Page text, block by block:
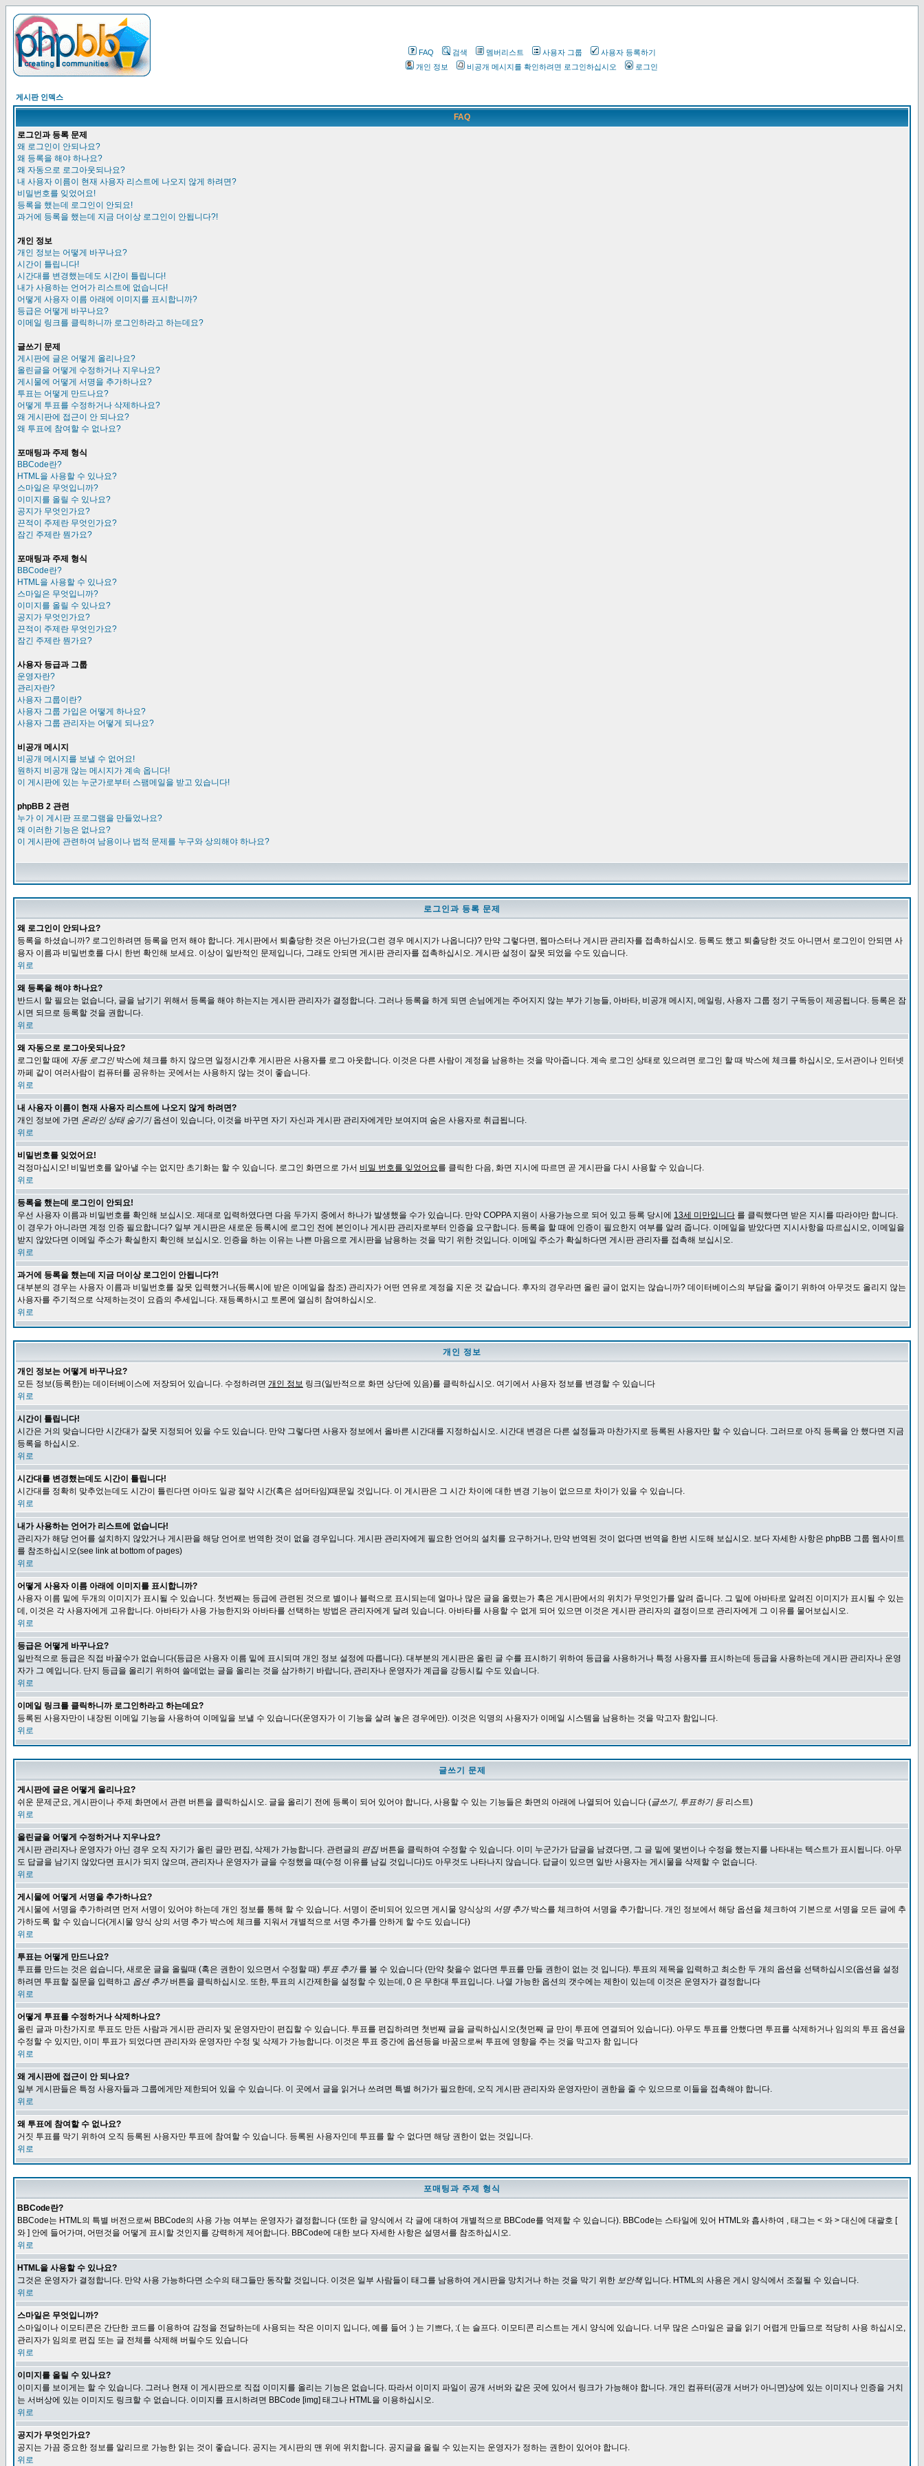
FAQ 검색 멤버리스트 사용자 그룹
사용자 등록하기
개인 정보
비공개 메시지를 확인하려면 로그인하십시오 로그인
게시판 인덱스
FAQ
로그인과 등록 문제
왜 로그인이 안되나요?
왜 등록을 해야 하나요?
왜 자동으로 로그아웃되나요?
내 사용자 이름이 현재 사용자 리스트에 나오지 않게 하려면?
비밀번호를 잊었어요!
등록을 했는데 로그인이 안되요!
과거에 등록을 했는데 지금 더이상 로그인이 안됩니다?!
개인 정보
개인 정보는 어떻게 바꾸나요?
시간이 틀립니다!
시간대를 변경했는데도 시간이 틀립니다!
내가 사용하는 언어가 리스트에 없습니다!
어떻게 사용자 이름 아래에 이미지를 표시합니까?
등급은 어떻게 바꾸나요?
이메일 링크를 클릭하니까 로그인하라고 하는데요?
글쓰기 문제
게시판에 글은 어떻게 올리나요?
올린글을 어떻게 수정하거나 지우나요?
게시물에 어떻게 서명을 추가하나요?
투표는 어떻게 만드나요?
어떻게 투표를 수정하거나 삭제하나요?
왜 게시판에 접근이 안 되나요?
왜 투표에 참여할 수 없나요?
포매팅과 주제 형식
BBCode란?
HTML을 사용할 수 있나요?
스마일은 무엇입니까?
이미지를 올릴 수 있나요?
공지가 무엇인가요?
끈적이 주제란 무엇인가요?
잠긴 주제란 뭔가요?
포매팅과 주제 형식
BBCode란?
HTML을 사용할 수 있나요?
스마일은 무엇입니까?
이미지를 올릴 수 있나요?
공지가 무엇인가요?
끈적이 주제란 무엇인가요?
잠긴 주제란 뭔가요?
사용자 등급과 그룹
운영자란?
관리자란?
사용자 그룹이란?
사용자 그룹 가입은 어떻게 하나요?
사용자 그룹 관리자는 어떻게 되나요?
비공개 메시지
비공개 메시지를 보낼 수 없어요!
원하지 비공개 않는 메시지가 계속 옵니다!
이 게시판에 있는 누군가로부터 스팸메일을 받고 있습니다!
phpBB 2 관련
누가 이 게시판 프로그램을 만들었나요?
왜 이러한 기능은 없나요?
이 게시판에 관련하여 남용이나 법적 문제를 누구와 상의해야 하나요?
로그인과 등록 문제
왜 로그인이 안되나요?
등록을 하셨습니까? 로그인하려면 등록을 먼저 해야 합니다. 게시판에서 퇴출당한 것은 아닌가요(그런 경우 메시지가 나옵니다)? 만약 그렇다면, 웹마스터나 게시판 관리자를 접촉하십시오. 등록도 했고 퇴출당한 것도 아니면서 로그인이 안되면 사
용자 이름과 비밀번호를 다시 한번 확인해 보세요. 이상이 일반적인 문제입니다, 그래도 안되면 게시판 관리자를 접촉하십시오. 게시판 설정이 잘못 되었을 수도 있습니다.
위로
왜 등록을 해야 하나요?
반드시 할 필요는 없습니다, 글을 남기기 위해서 등록을 해야 하는지는 게시판 관리자가 결정합니다. 그러나 등록을 하게 되면 손님에게는 주어지지 않는 부가 기능들, 아바타, 비공개 메시지, 메일링, 사용자 그룹 정기 구독등이 제공됩니다. 등록은 잠
시면 되므로 등록할 것을 권합니다.
위로
왜 자동으로 로그아웃되나요?
로그인할 때에 자동 로그인박스에 체크를 하지 않으면 일정시간후 게시판은 사용자를 로그 아웃합니다. 이것은 다른 사람이 계정을 남용하는 것을 막아줍니다. 계속 로그인 상태로 있으려면 로그인 할 때 박스에 체크를 하십시오, 도서관이나 인터넷
까페 같이 여러사람이 컴퓨터를 공유하는 곳에서는 사용하지 않는 것이 좋습니다.
위로
내 사용자 이름이 현재 사용자 리스트에 나오지 않게 하려면?
개인 정보에 가면 온라인 상태 숨기기옵션이 있습니다, 이것을 바꾸면 자기 자신과 게시판 관리자에게만 보여지며 숨은 사용자로 취급됩니다.
위로
비밀번호를 잊었어요!
걱정마십시오! 비밀번호를 알아낼 수는 없지만 초기화는 할 수 있습니다. 로그인 화면으로 가서 비밀 번호를 잊었어요를 클릭한 다음, 화면 지시에 따르면 곧 게시판을 다시 사용할 수 있습니다.
위로
등록을 했는데 로그인이 안되요!
우선 사용자 이름과 비밀번호를 확인해 보십시오. 제대로 입력하였다면 다음 두가지 중에서 하나가 발생했을 수가 있습니다. 만약 COPPA 지원이 사용가능으로 되어 있고 등록 당시에 13세 미만입니다 를 클릭했다면 받은 지시를 따라야만 합니다.
이 경우가 아니라면 계정 인증 필요합니다? 일부 게시판은 새로운 등록시에 로그인 전에 본인이나 게시판 관리자로부터 인증을 요구합니다. 등록을 할 때에 인증이 필요한지 여부를 알려 줍니다. 이메일을 받았다면 지시사항을 따르십시오, 이메일을
받지 않았다면 이메일 주소가 확실한지 확인해 보십시오. 인증을 하는 이유는 나쁜 마음으로 게시판을 남용하는 것을 막기 위한 것입니다. 이메일 주소가 확실하다면 게시판 관리자를 접촉해 보십시오.
위로
과거에 등록을 했는데 지금 더이상 로그인이 안됩니다?!
대부분의 경우는 사용자 이름과 비밀번호를 잘못 입력했거나(등록시에 받은 이메일을 참조) 관리자가 어떤 연유로 계정을 지운 것 같습니다. 후자의 경우라면 올린 글이 없지는 않습니까? 데이터베이스의 부담을 줄이기 위하여 아무것도 올리지 않는
사용자를 주기적으로 삭제하는것이 요즘의 추세입니다. 재등록하시고 토론에 열심히 참여하십시오.
위로
개인 정보
개인 정보는 어떻게 바꾸나요?
모든 정보(등록한)는 데이터베이스에 저장되어 있습니다. 수정하려면 개인 정보 링크(일반적으로 화면 상단에 있음)를 클릭하십시오. 여기에서 사용자 정보를 변경할 수 있습니다
위로
시간이 틀립니다!
시간은 거의 맞습니다만 시간대가 잘못 지정되어 있을 수도 있습니다. 만약 그렇다면 사용자 정보에서 올바른 시간대를 지정하십시오. 시간대 변경은 다른 설정들과 마찬가지로 등록된 사용자만 할 수 있습니다. 그러므로 아직 등록을 안 했다면 지금
등록을 하십시오.
위로
시간대를 변경했는데도 시간이 틀립니다!
시간대를 정확히 맞추었는데도 시간이 틀린다면 아마도 일광 절약 시간(혹은 섬머타임)때문일 것입니다. 이 게시판은 그 시간 차이에 대한 변경 기능이 없으므로 차이가 있을 수 있습니다.
위로
내가 사용하는 언어가 리스트에 없습니다!
관리자가 해당 언어를 설치하지 않았거나 게시판을 해당 언어로 번역한 것이 없을 경우입니다. 게시판 관리자에게 필요한 언어의 설치를 요구하거나, 만약 번역된 것이 없다면 번역을 한번 시도해 보십시오. 보다 자세한 사항은 phpBB 그룹 웹사이트
를 참조하십시오(see link at bottom of pages)
위로
어떻게 사용자 이름 아래에 이미지를 표시합니까?
사용자 이름 밑에 두개의 이미지가 표시될 수 있습니다. 첫번째는 등급에 관련된 것으로 별이나 블럭으로 표시되는데 얼마나 많은 글을 올렸는가 혹은 게시판에서의 위치가 무엇인가를 알려 줍니다. 그 밑에 아바타로 알려진 이미지가 표시될 수 있는
데, 이것은 각 사용자에게 고유합니다. 아바타가 사용 가능한지와 아바타를 선택하는 방법은 관리자에게 달려 있습니다. 아바타를 사용할 수 없게 되어 있으면 이것은 게시판 관리자의 결정이므로 관리자에게 그 이유를 물어보십시오.
위로
등급은 어떻게 바꾸나요?
일반적으로 등급은 직접 바꿀수가 없습니다(등급은 사용자 이름 밑에 표시되며 개인 정보 설정에 따릅니다). 대부분의 게시판은 올린 글 수를 표시하기 위하여 등급을 사용하거나 특정 사용자를 표시하는데 등급을 사용하는데 게시판 관리자나 운영
자가 그 예입니다. 단지 등급을 올리기 위하여 쓸데없는 글을 올리는 것을 삼가하기 바랍니다, 관리자나 운영자가 계급을 강등시킬 수도 있습니다.
위로
이메일 링크를 클릭하니까 로그인하라고 하는데요?
등록된 사용자만이 내장된 이메일 기능을 사용하여 이메일을 보낼 수 있습니다(운영자가 이 기능을 살려 놓은 경우에만). 이것은 익명의 사용자가 이메일 시스템을 남용하는 것을 막고자 함입니다.
위로
글쓰기 문제
게시판에 글은 어떻게 올리나요?
쉬운 문제군요, 게시판이나 주제 화면에서 관련 버튼을 클릭하십시오. 글을 올리기 전에 등록이 되어 있어야 합니다, 사용할 수 있는 기능들은 화면의 아래에 나열되어 있습니다 (글쓰기, 투표하기 등 리스트)
위로
올린글을 어떻게 수정하거나 지우나요?
게시판 관리자나 운영자가 아닌 경우 오직 자기가 올린 글만 편집, 삭제가 가능합니다. 관련글의 편집버튼을 클릭하여 수정할 수 있습니다. 이미 누군가가 답글을 남겼다면, 그 글 밑에 몇번이나 수정을 했는지를 나타내는 텍스트가 표시됩니다. 아무
도 답글을 남기지 않았다면 표시가 되지 않으며, 관리자나 운영자가 글을 수정했을 때(수정 이유를 남길 것입니다)도 아무것도 나타나지 않습니다. 답글이 있으면 일반 사용자는 게시물을 삭제할 수 없습니다.
위로
게시물에 어떻게 서명을 추가하나요?
게시물에 서명을 추가하려면 먼저 서명이 있어야 하는데 개인 정보를 통해 할 수 있습니다. 서명이 준비되어 있으면 게시물 양식상의 서명 추가박스를 체크하여 서명을 추가합니다. 개인 정보에서 해당 옵션을 체크하여 기본으로 서명을 모든 글에 추
가하도록 할 수 있습니다(게시물 양식 상의 서명 추가 박스에 체크를 지워서 개별적으로 서명 추가를 안하게 할 수도 있습니다)
위로
투표는 어떻게 만드나요?
투표를 만드는 것은 쉽습니다, 새로운 글을 올릴때 (혹은 권한이 있으면서 수정할 때) 투표 추가를 볼 수 있습니다 (만약 찾을수 없다면 투표를 만들 권한이 없는 것 입니다). 투표의 제목을 입력하고 최소한 두 개의 옵션을 선택하십시오(옵션을 설정
하려면 투표할 질문을 입력하고 옵션 추가버튼을 클릭하십시오. 또한, 투표의 시간제한을 설정할 수 있는데, 0 은 무한대 투표입니다. 나열 가능한 옵션의 갯수에는 제한이 있는데 이것은 운영자가 결정합니다
위로
어떻게 투표를 수정하거나 삭제하나요?
올린 글과 마찬가지로 투표도 만든 사람과 게시판 관리자 및 운영자만이 편집할 수 있습니다. 투표를 편집하려면 첫번째 글을 글릭하십시오(첫먼째 글 만이 투표에 연결되어 있습니다). 아무도 투표를 안했다면 투표를 삭제하거나 임의의 투표 옵션을
수정할 수 있지만, 이미 투표가 되었다면 관리자와 운영자만 수정 및 삭제가 가능합니다. 이것은 투표 중간에 옵션등을 바꿈으로써 투표에 영향을 주는 것을 막고자 함 입니다
위로
왜 게시판에 접근이 안 되나요?
일부 게시판들은 특정 사용자들과 그룹에게만 제한되어 있을 수 있습니다. 이 곳에서 글을 읽거나 쓰려면 특별 허가가 필요한데, 오직 게시판 관리자와 운영자만이 권한을 줄 수 있으므로 이들을 접촉해야 합니다.
위로
왜 투표에 참여할 수 없나요?
거짓 투표를 막기 위하여 오직 등록된 사용자만 투표에 참여할 수 있습니다. 등록된 사용자인데 투표를 할 수 없다면 해당 권한이 없는 것입니다.
위로
포매팅과 주제 형식
BBCode란?
BBCode는 HTML의 특별 버전으로써 BBCode의 사용 가능 여부는 운영자가 결정합니다 (또한 글 양식에서 각 글에 대하여 개별적으로 BBCode를 억제할 수 있습니다). BBCode는 스타일에 있어 HTML와 흡사하여 , 태그는 < 와 > 대신에 대괄호 [
와 ] 안에 들어가며, 어떤것을 어떻게 표시할 것인지를 강력하게 제어합니다. BBCode에 대한 보다 자세한 사항은 설명서를 참조하십시오.
위로
HTML을 사용할 수 있나요?
그것은 운영자가 결정합니다. 만약 사용 가능하다면 소수의 태그들만 동작할 것입니다. 이것은 일부 사람들이 태그를 남용하여 게시판을 망치거나 하는 것을 막기 위한 보안책입니다. HTML의 사용은 게시 양식에서 조절될 수 있습니다.
위로
스마일은 무엇입니까?
스마일이나 이모티콘은 간단한 코드를 이용하여 감정을 전달하는데 사용되는 작은 이미지 입니다, 예를 들어 :) 는 기쁘다, :( 는 슬프다. 이모티콘 리스트는 게시 양식에 있습니다. 너무 많은 스마일은 글을 읽기 어렵게 만들므로 적당히 사용 하십시오,
관리자가 임의로 편집 또는 글 전체를 삭제해 버릴수도 있습니다
위로
이미지를 올릴 수 있나요?
이미지를 보이게는 할 수 있습니다. 그러나 현재 이 게시판으로 직접 이미지를 올리는 기능은 없습니다. 따라서 이미지 파일이 공개 서버와 같은 곳에 있어서 링크가 가능해야 합니다. 개인 컴퓨터(공개 서버가 아니면)상에 있는 이미지나 인증을 거치
는 서버상에 있는 이미지도 링크할 수 없습니다. 이미지를 표시하려면 BBCode [img] 태그나 HTML을 이용하십시오.
위로
공지가 무엇인가요?
공지는 가끔 중요한 정보를 알리므로 가능한 읽는 것이 좋습니다. 공지는 게시판의 맨 위에 위치합니다. 공지글을 올릴 수 있는지는 운영자가 정하는 권한이 있어야 합니다.
위로